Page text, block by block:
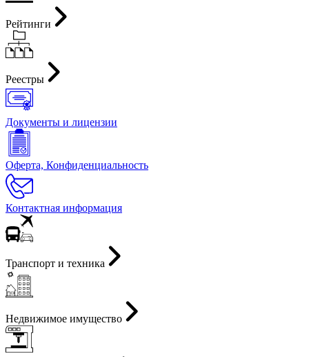
Рейтинги
Реестры
Документы и лицензии
Оферта, Конфиденциальность
Контактная информация
Транспорт и техника
Недвижимое имущество